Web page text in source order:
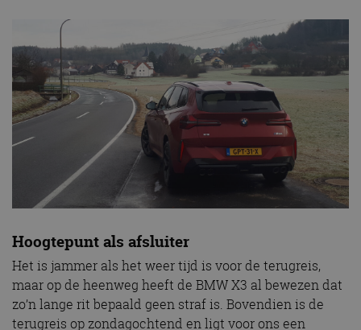
Hoogtepunt als afsluiter
Het is jammer als het weer tijd is voor de terugreis,
maar op de heenweg heeft de BMW X3 al bewezen dat
zo’n lange rit bepaald geen straf is. Bovendien is de
terugreis op zondagochtend en ligt voor ons een